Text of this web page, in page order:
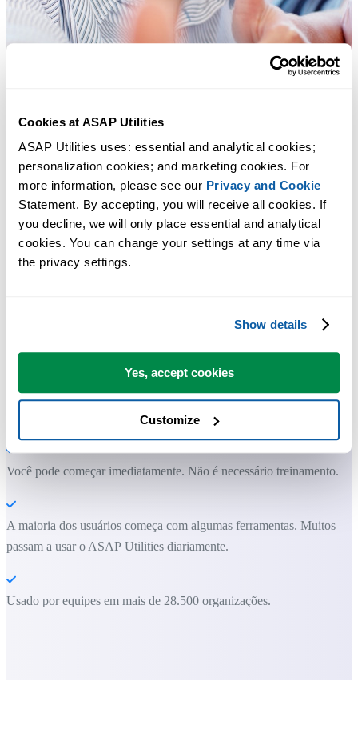
Cookies at ASAP Utilities
ASAP Utilities uses: essential and analytical cookies;
personalization cookies; and marketing cookies. For
more information, please see our Privacy and Cookie
Statement. By accepting, you will receive all cookies. If
you decline, we will only place essential and analytical
cookies. You can change your settings at any time via
the privacy settings.
Show details
Yes, accept cookies
Customize
Economize tempo no Excel. Simples assim.
O ASAP Utilities ajuda você a economizar tempo e fazer coisas que o
Excel por si só não consegue fazer.
Você pode começar imediatamente. Não é necessário treinamento.
A maioria dos usuários começa com algumas ferramentas. Muitos
passam a usar o ASAP Utilities diariamente.
Usado por equipes em mais de 28.500 organizações.